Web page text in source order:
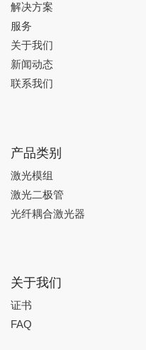
解决方案
服务
关于我们
新闻动态
联系我们
产品类别
激光模组
激光二极管
光纤耦合激光器
关于我们
证书
FAQ